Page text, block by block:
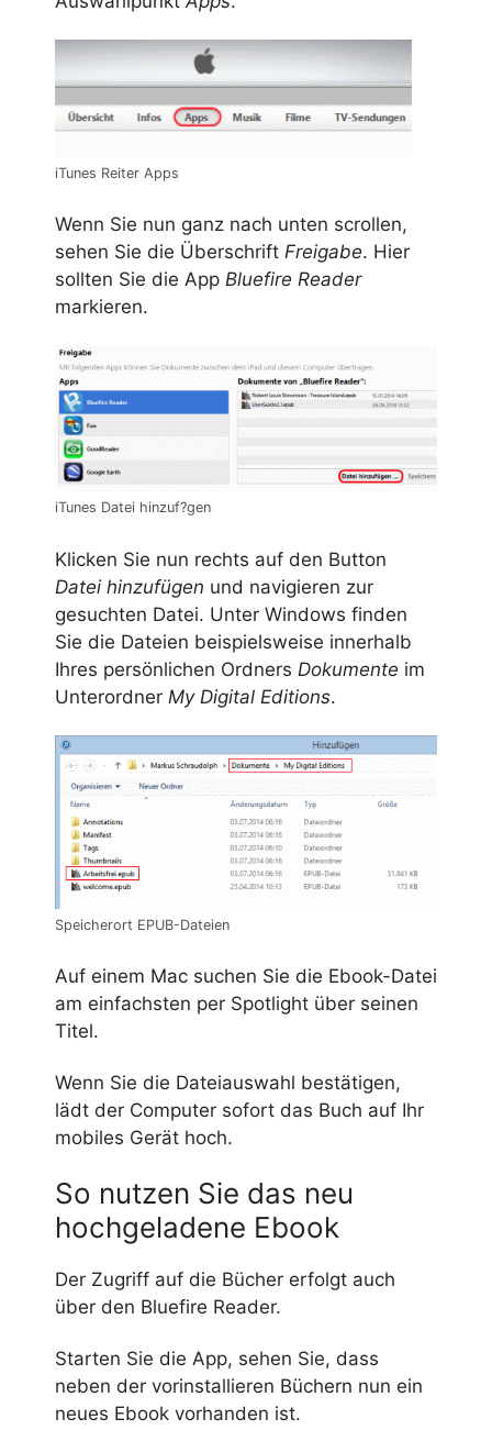
iTunes Reiter Apps
Wenn Sie nun ganz nach unten scrollen,
sehen Sie die Überschrift Freigabe. Hier
sollten Sie die App Bluefire Reader
markieren.
iTunes Datei hinzuf?gen
Klicken Sie nun rechts auf den Button
Datei hinzufügen und navigieren zur
gesuchten Datei. Unter Windows finden
Sie die Dateien beispielsweise innerhalb
Ihres persönlichen Ordners Dokumente im
Unterordner My Digital Editions.
Speicherort EPUB-Dateien
Auf einem Mac suchen Sie die Ebook-Datei
am einfachsten per Spotlight über seinen
Titel.
Wenn Sie die Dateiauswahl bestätigen,
lädt der Computer sofort das Buch auf Ihr
mobiles Gerät hoch.
So nutzen Sie das neu
hochgeladene Ebook
Der Zugriff auf die Bücher erfolgt auch
über den Bluefire Reader.
Starten Sie die App, sehen Sie, dass
neben der vorinstallieren Büchern nun ein
neues Ebook vorhanden ist.